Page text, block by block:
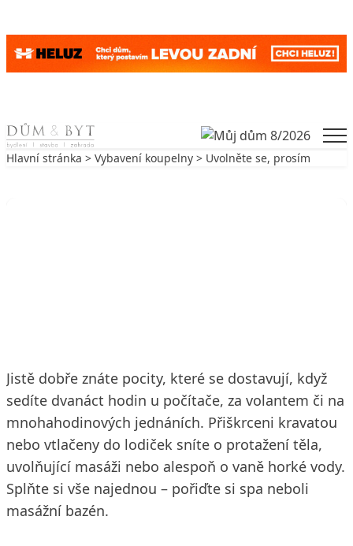
Skip to content
Hlavní stránka > Vybavení koupelny > Uvolněte se, prosím
Jistě dobře znáte pocity, které se dostavují, když
sedíte dvanáct hodin u počítače, za volantem či na
mnohahodinových jednáních. Přiškrceni kravatou
nebo vtlačeny do lodiček sníte o protažení těla,
uvolňující masáži nebo alespoň o vaně horké vody.
Splňte si vše najednou – pořiďte si spa neboli
masážní bazén.